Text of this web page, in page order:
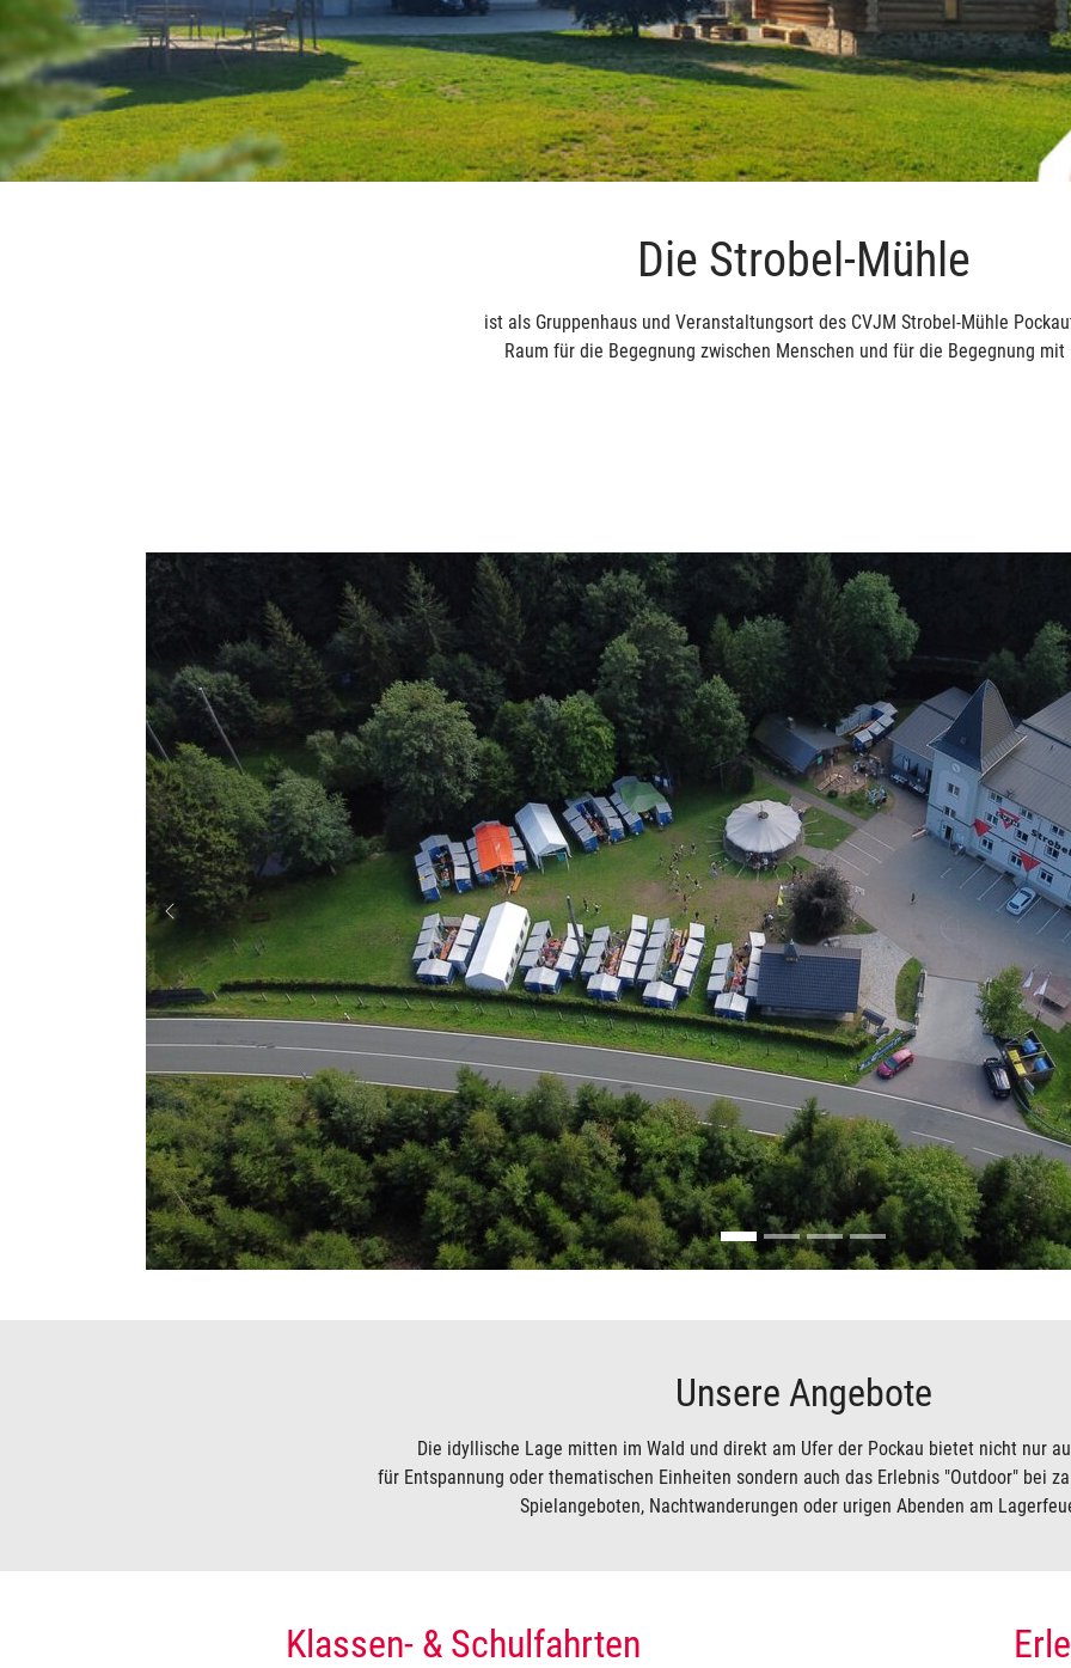
Die Strobel-Mühle
ist als Gruppenhaus und Veranstaltungsort des CVJM Strobel-Mühle
Raum für die Begegnung zwischen Menschen und für die Begegnung mit
LuftbildSeilbahn
Kapelle abends
Hof mit Wiese, Lagerfeuer, Kapelle, Basketball
Previous
Unsere Angebote
Die idyllische Lage mitten im Wald und direkt am Ufer der Pockau bietet nicht nur
für Entspannung oder thematischen Einheiten sondern auch das Erlebnis "Outdoor" bei
Spielangeboten, Nachtwanderungen oder urigen Abenden am
Klassen- & Schulfahrten